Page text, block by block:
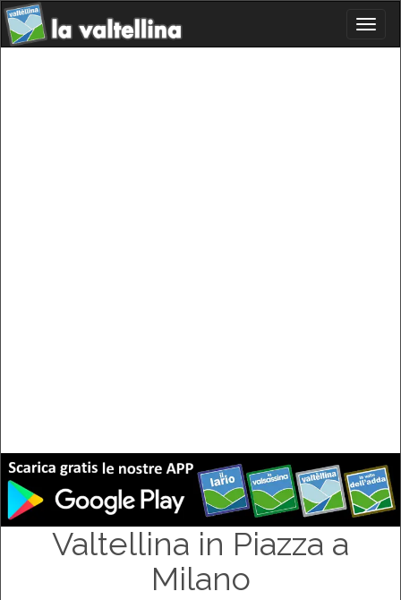
Valtellina in Piazza a
Milano